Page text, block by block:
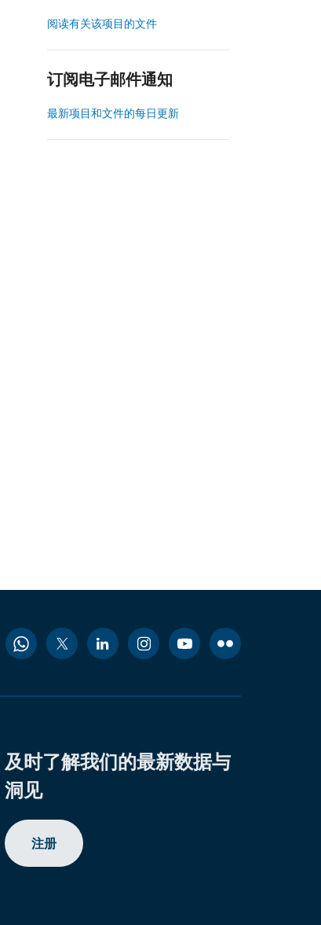
阅读有关该项目的文件
订阅电子邮件通知
最新项目和文件的每日更新
及时了解我们的最新数据与
洞见
注册